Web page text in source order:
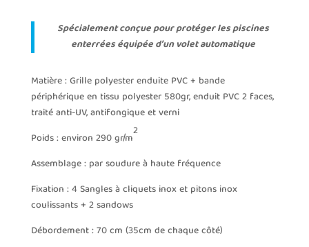
Spécialement conçue pour protéger les piscines
enterrées équipée d’un volet automatique
Matière : Grille polyester enduite PVC + bande
périphérique en tissu polyester 580gr, enduit PVC 2 faces,
traité anti-UV, antifongique et verni
Poids : environ 290 gr/m2
Assemblage : par soudure à haute fréquence
Fixation : 4 Sangles à cliquets inox et pitons inox
coulissants + 2 sandows
Débordement : 70 cm (35cm de chaque côté)